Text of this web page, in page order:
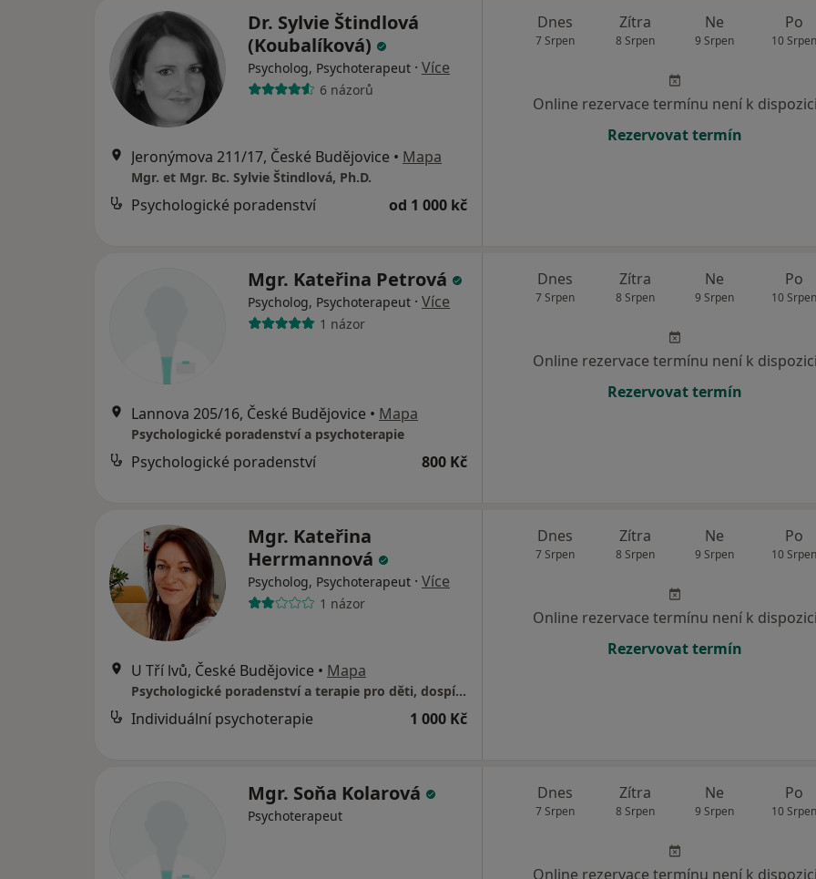
Dr. Sylvie Štindlová
(Koubalíková)
Psycholog, Psychoterapeut · Více
6 názorů
Jeronýmova 211/17, České Budějovice • Mapa
Mgr. et Mgr. Bc. Sylvie Štindlová, Ph.D.
Psychologické poradenství od 1 000 kč
Dnes
7 Srpen
Zítra
8 Srpen
Ne
9 Srpen
Po
10 Srpen
Online rezervace termínu není k dispozici
Rezervovat termín
Mgr. Kateřina Petrová
Psycholog, Psychoterapeut · Více
1 názor
Lannova 205/16, České Budějovice • Mapa
Psychologické poradenství a psychoterapie
Psychologické poradenství 800 Kč
Dnes
7 Srpen
Zítra
8 Srpen
Ne
9 Srpen
Po
10 Srpen
Online rezervace termínu není k dispozici
Rezervovat termín
Mgr. Kateřina
Herrmannová
Psycholog, Psychoterapeut · Více
1 názor
U Tří lvů, České Budějovice • Mapa
Psychologické poradenství a terapie pro děti, dospívající a dospělé
Individuální psychoterapie 1 000 Kč
Dnes
7 Srpen
Zítra
8 Srpen
Ne
9 Srpen
Po
10 Srpen
Online rezervace termínu není k dispozici
Rezervovat termín
Mgr. Soňa Kolarová
Psychoterapeut
Dnes
7 Srpen
Zítra
8 Srpen
Ne
9 Srpen
Po
10 Srpen
Online rezervace termínu není k dispozici